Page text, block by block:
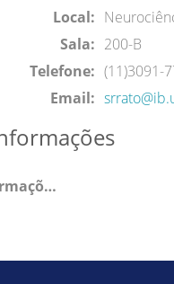
Local:
Sala: 200-B
Telefone: (11)3091-
Email:
Outras Informações: